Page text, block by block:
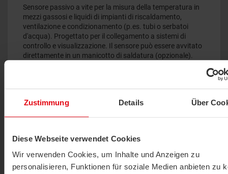
Zustimmung Details Über
Diese Webseite verwendet Cookies
Wir verwenden Cookies, um Inhalte und Anzeigen zu
personalisieren, Funktionen für soziale Medien anbieten zu
Sensore passivo a vite per la misura della temperatura in
mezzi gassosi e liquidi di impianti di riscaldamento,
ventilazione e condizionamento (p.es. tubi o serbatoi
d'acqua). Progettato per il collegamento a sistemi di
controllo e visualizzazione. Il sensore può essere avvitato
direttamente in un manicotto di saldatura (opzionale).
Dati tecnici BIM
Immagini Certificazione